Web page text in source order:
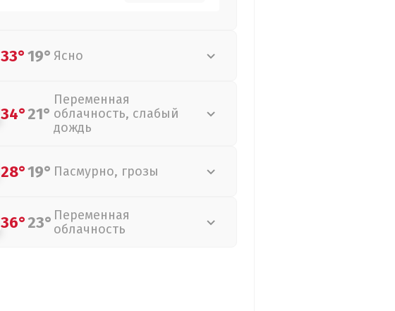
33°19° Ясно
34°21°
Переменная
облачность, слабый
дождь
28°19° Пасмурно, грозы
36°23° Переменная
облачность